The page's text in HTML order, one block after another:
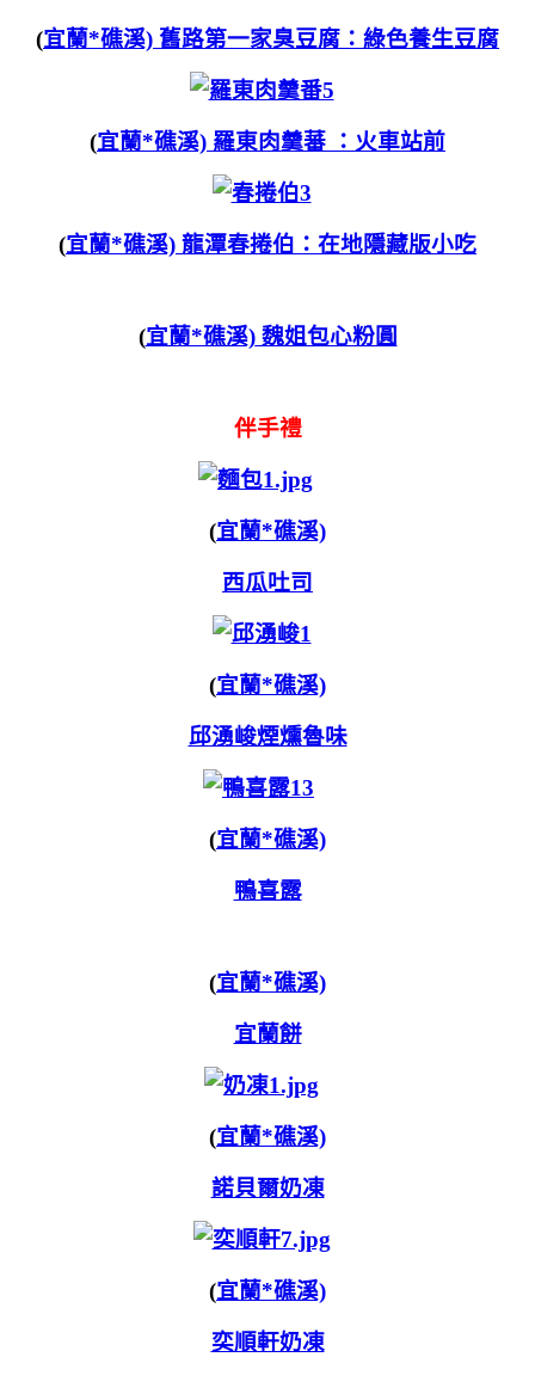
(宜蘭*礁溪) 舊路第一家臭豆腐：綠色養生豆腐
(宜蘭*礁溪) 羅東肉羹蕃 ：火車站前
(宜蘭*礁溪) 龍潭春捲伯：在地隱藏版小吃
(宜蘭*礁溪)魏姐包心粉圓
伴手禮
(宜蘭*礁溪)
西瓜吐司
(宜蘭*礁溪)
邱湧峻煙燻魯味
(宜蘭*礁溪)
鴨喜露
(宜蘭*礁溪)
宜蘭餅
(宜蘭*礁溪)
諾貝爾奶凍
(宜蘭*礁溪)
奕順軒奶凍